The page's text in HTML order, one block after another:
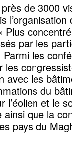
de 3000
Plus
par les
les
les
avec les
du
et le
que la
pays du